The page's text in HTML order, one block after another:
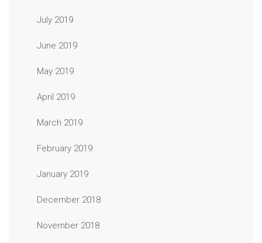
July 2019
June 2019
May 2019
April 2019
March 2019
February 2019
January 2019
December 2018
November 2018